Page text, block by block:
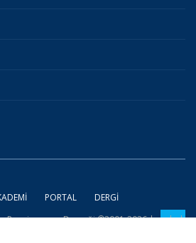
PORTAL
DERGI
Reanimasyon Derneği ©2001-2026 | coded